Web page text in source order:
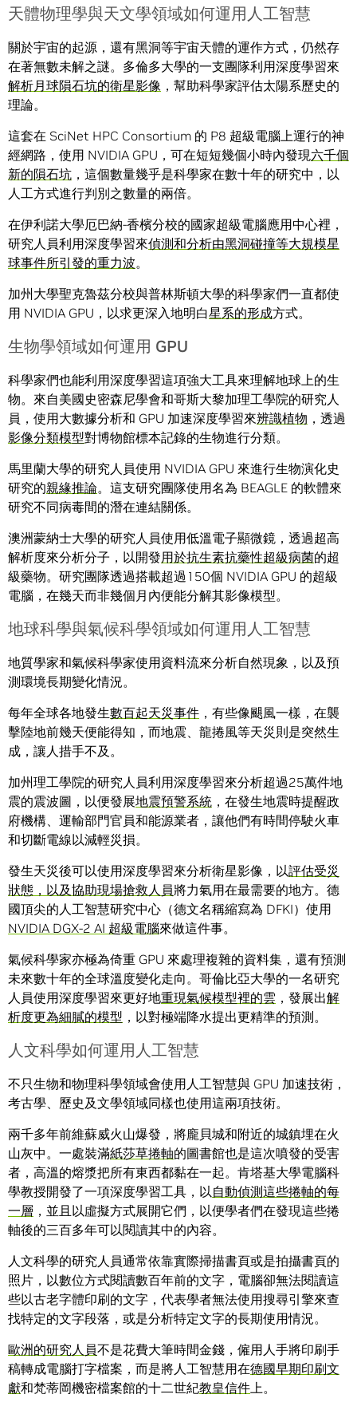
天體物理學與天文學領域如何運用人工智慧
關於宇宙的起源，還有黑洞等宇宙天體的運作方式，仍然存
在著無數未解之謎。多倫多大學的一支團隊利用深度學習來
解析月球隕石坑的衛星影像 ，幫助科學家評估太陽系歷史的
理論。
這套在 SciNet HPC Consortium 的 P8 超級電腦上運行的神
經網路，使用 NVIDIA GPU，可在短短幾個小時內發現六千個
新的隕石坑 ，這個數量幾乎是科學家在數十年的研究中，以
人工方式進行判別之數量的兩倍。
在伊利諾大學厄巴納-香檳分校的國家超級電腦應用中心裡，
研究人員利用深度學習來偵測和分析由黑洞碰撞等大規模星
球事件所引發的重力波。
加州大學聖克魯茲分校與普林斯頓大學的科學家們一直都使
用 NVIDIA GPU，以求更深入地明白星系的形成方式。
生物學領域如何運用 GPU
科學家們也能利用深度學習這項強大工具來理解地球上的生
物。來自美國史密森尼學會和哥斯大黎加理工學院的研究人
員，使用大數據分析和 GPU 加速深度學習來辨識植物 ，透過
影像分類模型對博物館標本記錄的生物進行分類。
馬里蘭大學的研究人員使用 NVIDIA GPU 來進行生物演化史
研究的親緣推論。這支研究團隊使用名為 BEAGLE 的軟體來
研究不同病毒間的潛在連結關係。
澳洲蒙納士大學的研究人員使用低溫電子顯微鏡，透過超高
解析度來分析分子，以開發用於抗生素抗藥性超級病菌的超
級藥物。研究團隊透過搭載超過150個 NVIDIA GPU 的超級
電腦，在幾天而非幾個月內便能分解其影像模型。
地球科學與氣候科學領域如何運用人工智慧
地質學家和氣候科學家使用資料流來分析自然現象，以及預
測環境長期變化情況。
每年全球各地發生數百起天災事件 ，有些像颶風一樣，在襲
擊陸地前幾天便能得知，而地震、龍捲風等天災則是突然生
成，讓人措手不及。
加州理工學院的研究人員利用深度學習來分析超過25萬件地
震的震波圖，以便發展地震預警系統 ，在發生地震時提醒政
府機構、運輸部門官員和能源業者，讓他們有時間停駛火車
和切斷電線以減輕災損。
發生天災後可以使用深度學習來分析衛星影像，以評估受災
狀態，以及協助現場搶救人員將力氣用在最需要的地方。德
國頂尖的人工智慧研究中心（德文名稱縮寫為 DFKI）使用
NVIDIA DGX-2 AI 超級電腦來做這件事。
氣候科學家亦極為倚重 GPU 來處理複雜的資料集，還有預測
未來數十年的全球溫度變化走向。哥倫比亞大學的一名研究
人員使用深度學習來更好地重現氣候模型裡的雲 ，發展出解
析度更為細膩的模型 ，以對極端降水提出更精準的預測。
人文科學如何運用人工智慧
不只生物和物理科學領域會使用人工智慧與 GPU 加速技術，
考古學、歷史及文學領域同樣也使用這兩項技術。
兩千多年前維蘇威火山爆發，將龐貝城和附近的城鎮埋在火
山灰中。一處裝滿紙莎草捲軸的圖書館也是這次噴發的受害
者，高溫的熔漿把所有東西都黏在一起。肯塔基大學電腦科
學教授開發了一項深度學習工具，以自動偵測這些捲軸的每
一層 ，並且以虛擬方式展開它們，以便學者們在發現這些捲
軸後的三百多年可以閱讀其中的內容。
人文科學的研究人員通常依靠實際掃描書頁或是拍攝書頁的
照片，以數位方式閱讀數百年前的文字，電腦卻無法閱讀這
些以古老字體印刷的文字，代表學者無法使用搜尋引擎來查
找特定的文字段落，或是分析特定文字的長期使用情況。
歐洲的研究人員不是花費大筆時間金錢，僱用人手將印刷手
稿轉成電腦打字檔案，而是將人工智慧用在德國早期印刷文
獻和梵蒂岡機密檔案館的十二世紀教皇信件上。